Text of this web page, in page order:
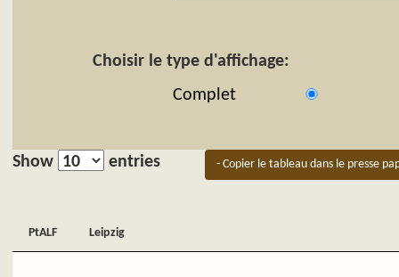
Choisir le type d'affichage:
Complet
Show entries - Copier le tableau dans le presse
PtALF Leipzig